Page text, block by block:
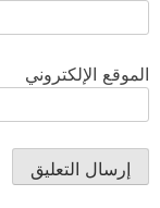
الموقع الإلكتروني